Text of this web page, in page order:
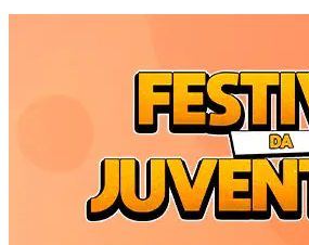
Nederlands
Evenement